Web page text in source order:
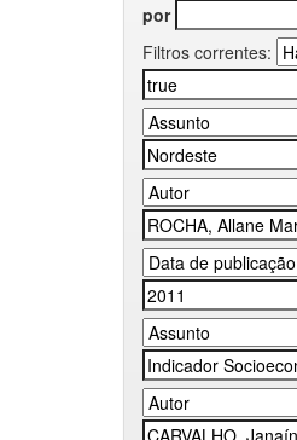
por
Filtros correntes: